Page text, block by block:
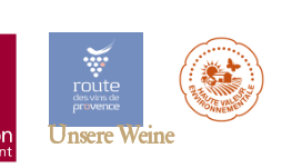
Unsere Weine